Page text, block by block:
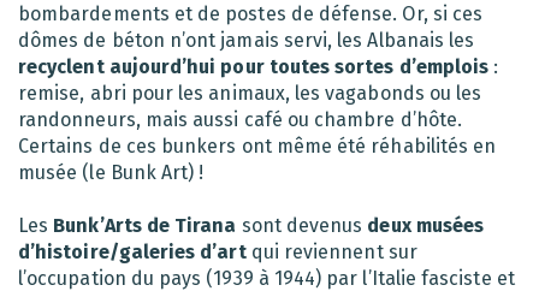
bombardements et de postes de défense. Or, si ces
dômes de béton n’ont jamais servi, les Albanais les
recyclent aujourd’hui pour toutes sortes d’emplois :
remise, abri pour les animaux, les vagabonds ou les
randonneurs, mais aussi café ou chambre d’hôte.
Certains de ces bunkers ont même été réhabilités en
musée (le Bunk Art) !
Les Bunk’Arts de Tirana sont devenus deux musées
d’histoire/galeries d’artqui reviennent sur
l’occupation du pays (1939 à 1944) par l’Italie fasciste et